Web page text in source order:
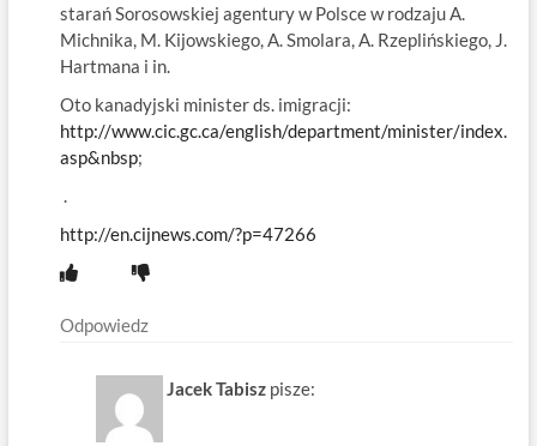
starań Sorosowskiej agentury w Polsce w rodzaju A.
Michnika, M. Kijowskiego, A. Smolara, A. Rzeplińskiego, J.
Hartmana i in.
Oto kanadyjski minister ds. imigracji:
http://www.cic.gc.ca/english/department/minister/index.
asp&nbsp;
.
http://en.cijnews.com/?p=47266
Odpowiedz
Jacek Tabisz pisze: